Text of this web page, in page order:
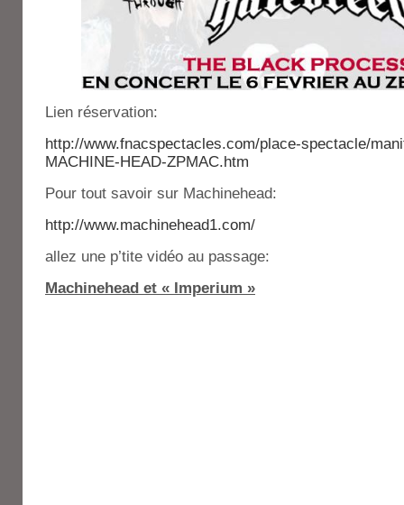
Lien réservation:
http://www.fnacspectacles.com/place-spectacle/
MACHINE-HEAD-ZPMAC.htm
Pour tout savoir sur Machinehead:
http://www.machinehead1.com/
allez une p’tite vidéo au passage:
Machinehead et « Imperium »